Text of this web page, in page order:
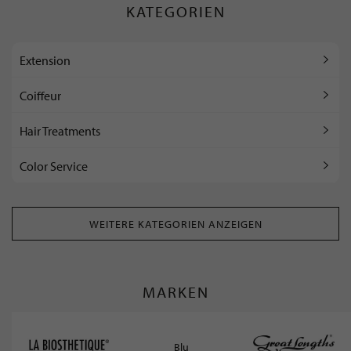
KATEGORIEN
Extension
Coiffeur
Hair Treatments
Color Service
WEITERE KATEGORIEN ANZEIGEN
MARKEN
Blu